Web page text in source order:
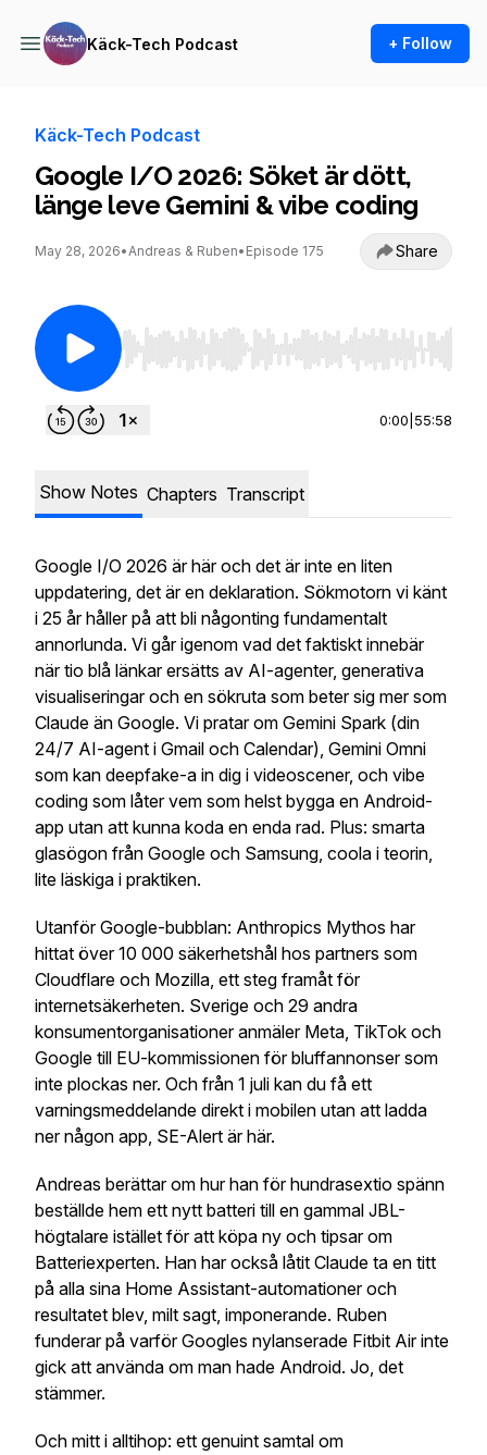
Käck-Tech Podcast + Follow
Käck-Tech Podcast
Google I/O 2026: Söket är dött,
länge leve Gemini & vibe coding
May 28, 2026•Andreas & Ruben• Episode 175 Share
Use Left/Right to seek, Home/End to jump to
0:00 55:58
Show Notes Chapters Transcript
Google I/O 2026 är här och det är inte en liten
uppdatering, det är en deklaration. Sökmotorn vi känt
i 25 år håller på att bli någonting fundamentalt
annorlunda. Vi går igenom vad det faktiskt innebär
när tio blå länkar ersätts av AI-agenter, generativa
visualiseringar och en sökruta som beter sig mer som
Claude än Google. Vi pratar om Gemini Spark (din
24/7 AI-agent i Gmail och Calendar), Gemini Omni
som kan deepfake-a in dig i videoscener, och vibe
coding som låter vem som helst bygga en Android-
app utan att kunna koda en enda rad. Plus: smarta
glasögon från Google och Samsung, coola i teorin,
lite läskiga i praktiken.
Utanför Google-bubblan: Anthropics Mythos har
hittat över 10 000 säkerhetshål hos partners som
Cloudflare och Mozilla, ett steg framåt för
internetsäkerheten. Sverige och 29 andra
konsumentorganisationer anmäler Meta, TikTok och
Google till EU-kommissionen för bluffannonser som
inte plockas ner. Och från 1 juli kan du få ett
varningsmeddelande direkt i mobilen utan att ladda
ner någon app, SE-Alert är här.
Andreas berättar om hur han för hundrasextio spänn
beställde hem ett nytt batteri till en gammal JBL-
högtalare istället för att köpa ny och tipsar om
Batteriexperten. Han har också låtit Claude ta en titt
på alla sina Home Assistant-automationer och
resultatet blev, milt sagt, imponerande. Ruben
funderar på varför Googles nylanserade Fitbit Air inte
gick att använda om man hade Android. Jo, det
stämmer.
Och mitt i alltihop: ett genuint samtal om